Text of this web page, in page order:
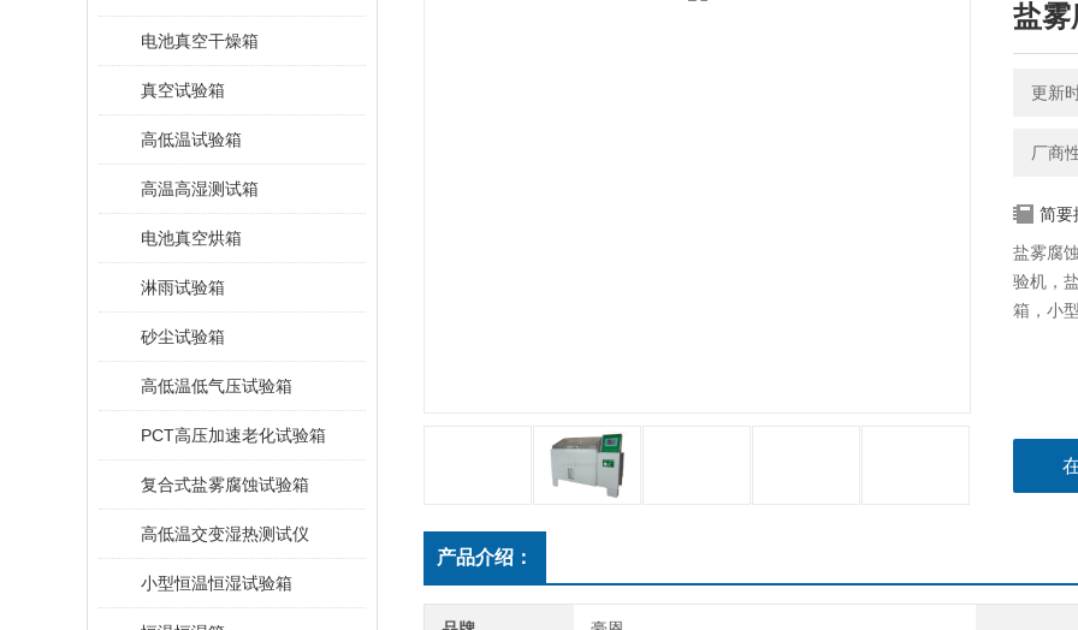
电池真空干燥箱
真空试验箱
高低温试验箱
高温高湿测试箱
电池真空烘箱
淋雨试验箱
砂尘试验箱
高低温低气压试验箱
PCT高压加速老化试验箱
复合式盐雾腐蚀试验箱
高低温交变湿热测试仪
小型恒温恒湿试验箱
盐雾
更新
厂商
简要
盐雾腐
验机，
箱，小
产品介绍：